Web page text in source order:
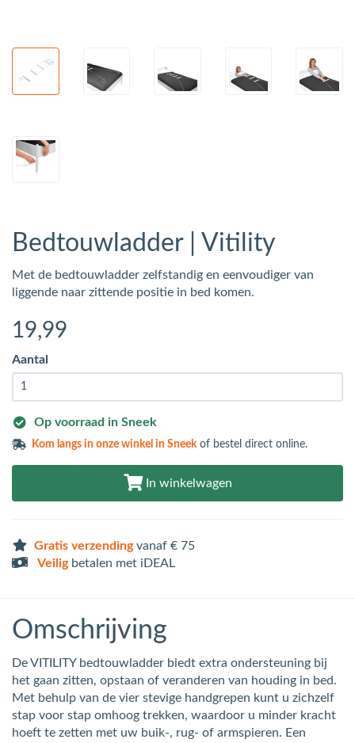
Bedtouwladder | Vitility
Met de bedtouwladder zelfstandig en eenvoudiger van
liggende naar zittende positie in bed komen.
19,99
Aantal
Op voorraad in Sneek
Kom langs inonze winkel in Sneekof bestel direct online.
In winkelwagen
Gratis verzendingvanaf € 75
Veiligbetalen met iDEAL
Omschrijving
De VITILITY bedtouwladder biedt extra ondersteuning bij
het gaan zitten, opstaan of veranderen van houding in bed.
Met behulp van de vier stevige handgrepen kunt u zichzelf
stap voor stap omhoog trekken, waardoor u minder kracht
hoeft te zetten met uw buik-, rug- of armspieren. Een